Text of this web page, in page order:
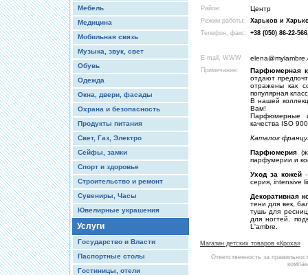
Мебель
Медицина
Мобильная связь
Музыка, звук, свет
Обувь
Одежда
Окна, двери, фасады
Охрана и безопасность
Продукты питания
Свет, Газ, Электро
Сейфы, замки
Спорт и здоровье
Строительство и ремонт
Сувениры, Часы
Ювелирные украшения
Услуги
Государство и Власти
Паспортные столы
Гостиницы, отели
Район:
Центр
Режим работы:
Харьков и
Телефон, факс: +38 (050) 86-22-
E-mail, WWW
Примечание:
Парфюмерная
отдают
отражены как
популярная
В нашей
Вам!
Парфюмерные
качества ISO
Каталог
Парфюмерия
парфумерии и
Уход за кожей-
серия, intensive
Декоративная
тени для век,
тушь для
для ногтей,
L'ambre.
Магазин детских товаров «Кроха»
Ответственность за